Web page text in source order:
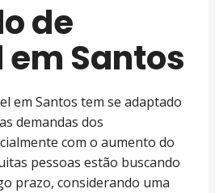
de
Santos
em Santos tem se adaptado
demandas dos
com o aumento do
pessoas estão buscando
prazo, considerando uma